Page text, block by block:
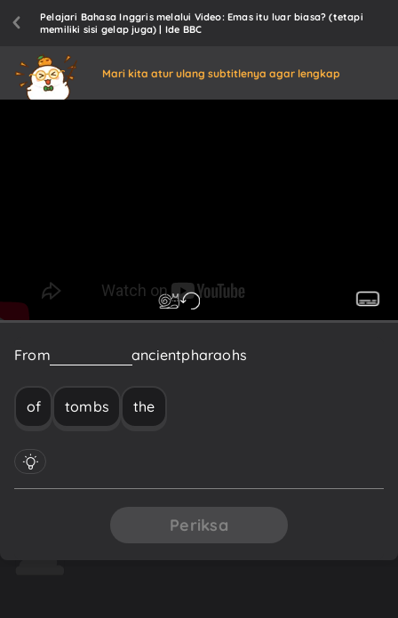
Pelajari Bahasa Inggris melalui Video: Emas itu luar biasa? (tetapi
memiliki sisi gelap juga) | Ide BBC
Mari kita atur ulang subtitlenya agar lengkap
From ancientpharaohs
of tombs the
Periksa